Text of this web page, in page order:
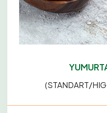
(STANDART/